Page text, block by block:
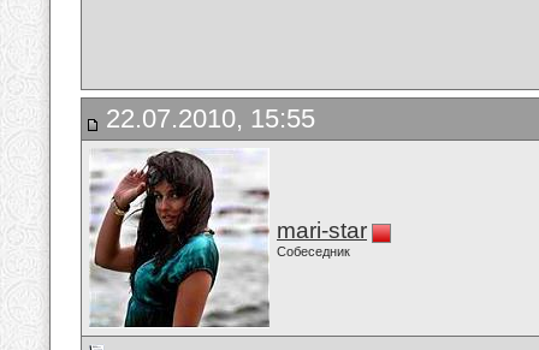
22.07.2010, 15:55
mari-star
Собеседник